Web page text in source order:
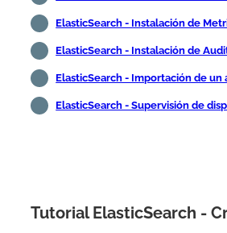
ElasticSearch - Instalación de
ElasticSearch - Instalación de
ElasticSearch - Importación de un
ElasticSearch - Supervisión de
Tutorial ElasticSearch -